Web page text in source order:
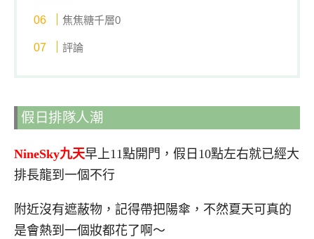
焦焦糖千層0
評論
假日排隊人潮
NineSky九天早上11點開門，假日10點左右就已經大
排長龍到一個不行
附近沒有遮蔽物，記得帶把陽傘，不然夏天可真的
是會熱到一個妝都花了啊～